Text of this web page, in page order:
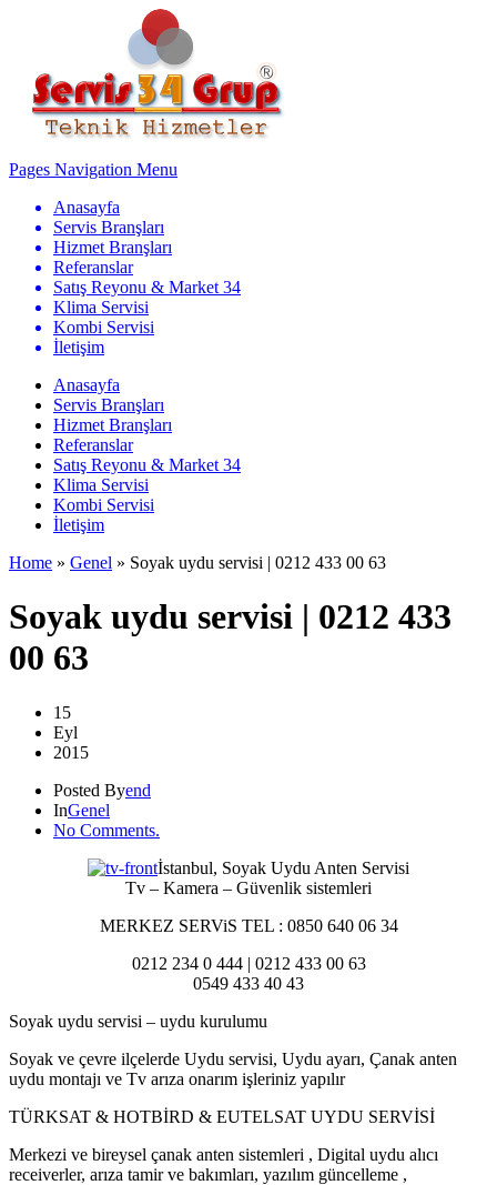
Pages Navigation Menu
Anasayfa
Servis Branşları
Hizmet Branşları
Referanslar
Satış Reyonu & Market 34
Klima Servisi
Kombi Servisi
İletişim
Anasayfa
Servis Branşları
Hizmet Branşları
Referanslar
Satış Reyonu & Market 34
Klima Servisi
Kombi Servisi
İletişim
Home » Genel » Soyak uydu servisi | 0212 433 00 63
Soyak uydu servisi | 0212 433
00 63
15
Eyl
2015
Posted Byend
InGenel
No Comments.
İstanbul, Soyak Uydu Anten Servisi
Tv – Kamera – Güvenlik sistemleri
MERKEZ SERViS TEL : 0850 640 06 34
0212 234 0 444 | 0212 433 00 63
0549 433 40 43
Soyak uydu servisi – uydu kurulumu
Soyak ve çevre ilçelerde Uydu servisi, Uydu ayarı, Çanak anten
uydu montajı ve Tv arıza onarım işleriniz yapılır
TÜRKSAT & HOTBİRD & EUTELSAT UYDU SERVİSİ
Merkezi ve bireysel çanak anten sistemleri , Digital uydu alıcı
receiverler, arıza tamir ve bakımları, yazılım güncelleme ,